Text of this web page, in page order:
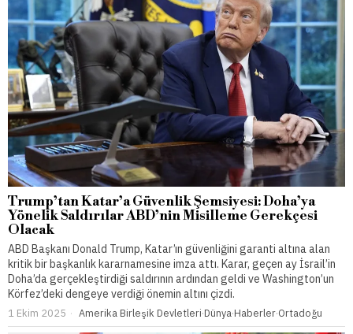
Trump’tan Katar’a Güvenlik Şemsiyesi: Doha’ya
Yönelik Saldırılar ABD’nin Misilleme Gerekçesi
Olacak
ABD Başkanı Donald Trump, Katar’ın güvenliğini garanti altına alan
kritik bir başkanlık kararnamesine imza attı. Karar, geçen ay İsrail’in
Doha’da gerçekleştirdiği saldırının ardından geldi ve Washington’un
Körfez’deki dengeye verdiği önemin altını çizdi.
1 Ekim 2025 Amerika Birleşik Devletleri·Dünya·Haberler·Ortadoğu